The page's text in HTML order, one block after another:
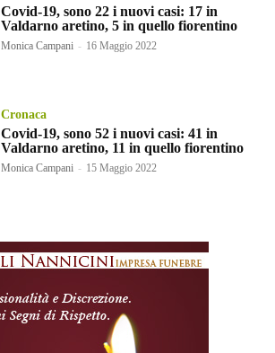
Covid-19, sono 22 i nuovi casi: 17 in
Valdarno aretino, 5 in quello fiorentino
Monica Campani - 16 Maggio 2022
Cronaca
Covid-19, sono 52 i nuovi casi: 41 in
Valdarno aretino, 11 in quello fiorentino
Monica Campani - 15 Maggio 2022